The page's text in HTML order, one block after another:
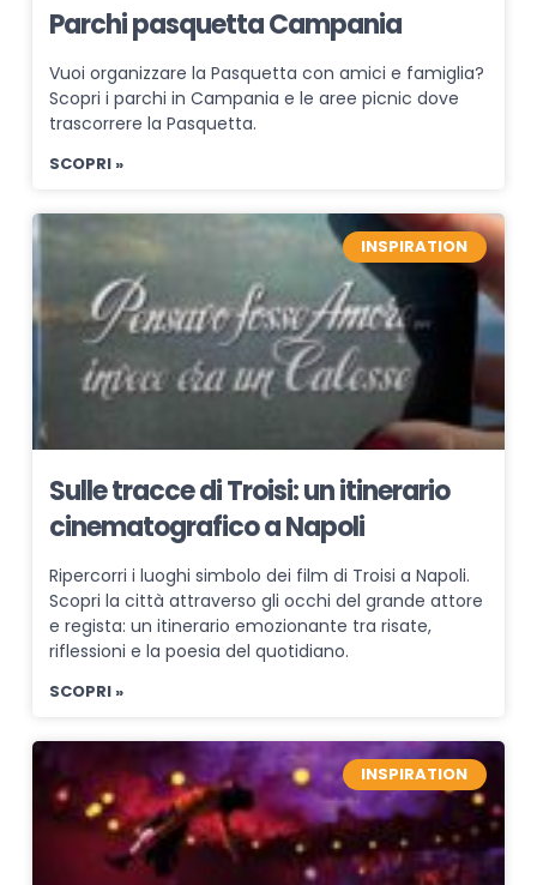
Parchi pasquetta Campania
Vuoi organizzare la Pasquetta con amici e famiglia?
Scopri i parchi in Campania e le aree picnic dove
trascorrere la Pasquetta.
SCOPRI »
INSPIRATION
Sulle tracce di Troisi: un itinerario
cinematografico a Napoli
Ripercorri i luoghi simbolo dei film di Troisi a Napoli.
Scopri la città attraverso gli occhi del grande attore
e regista: un itinerario emozionante tra risate,
riflessioni e la poesia del quotidiano.
SCOPRI »
INSPIRATION